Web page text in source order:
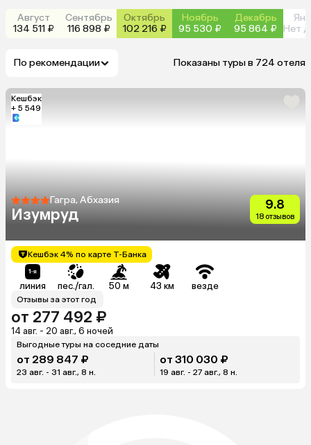
Август
134 511 ₽
Сентябрь
116 898 ₽
Октябрь
102 216 ₽
Ноябрь
95 530 ₽
Декабрь
95 864 ₽
Нет
По рекомендации Показаны туры в 724 отеля
Кешбэк
+ 5 549
Гагра, Абхазия
Изумруд
9.8
18 отзывов
Кешбэк 4% по карте Т-Банка
линия пес./гал. 50 м 43 км везде
Отзывы за этот год
от 277 492 ₽
14 авг. - 20 авг., 6 ночей
Выгодные туры на соседние даты
от 289 847 ₽
23 авг. - 31 авг., 8 н.
от 310 030 ₽
19 авг. - 27 авг., 8 н.